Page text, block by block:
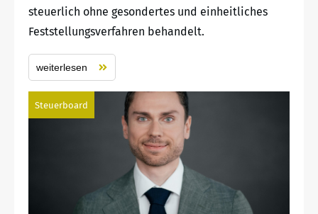
steuerlich ohne gesondertes und einheitliches
Feststellungsverfahren behandelt.
weiterlesen
Steuerboard